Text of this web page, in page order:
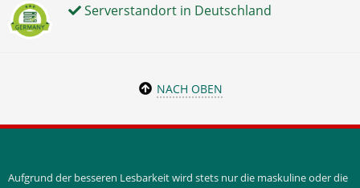
Serverstandort in Deutschland
NACH OBEN
Aufgrund der besseren Lesbarkeit wird stets nur die maskuline oder die